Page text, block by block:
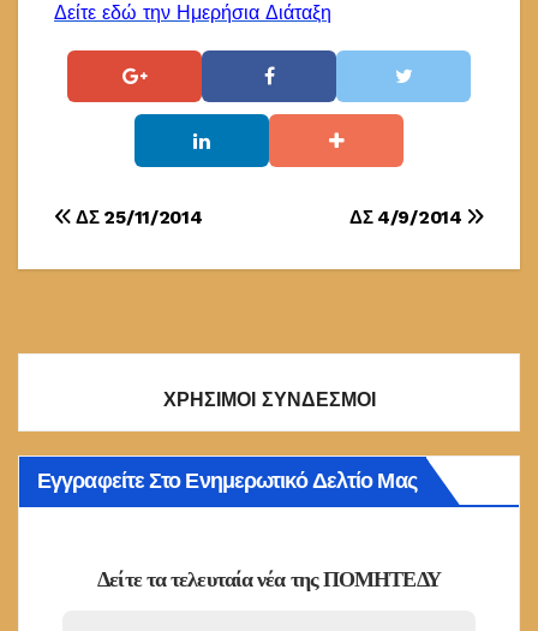
Δείτε εδώ την Ημερήσια Διάταξη
Πλοήγηση
άρθρων
ΔΣ 4/9/2014
ΔΣ 25/11/2014
ΧΡΗΣΙΜΟΙ ΣΥΝΔΕΣΜΟΙ
Εγγραφείτε Στο Ενημερωτικό Δελτίο Μας
Δείτε τα τελευταία νέα της ΠΟΜΗΤΕΔΥ